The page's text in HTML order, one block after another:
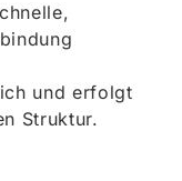
und erfolgt
Struktur.